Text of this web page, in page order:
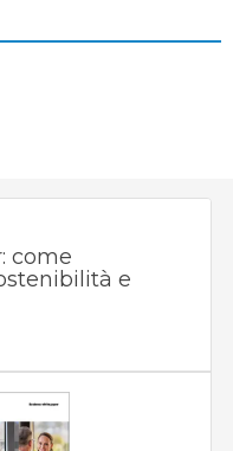
come
e